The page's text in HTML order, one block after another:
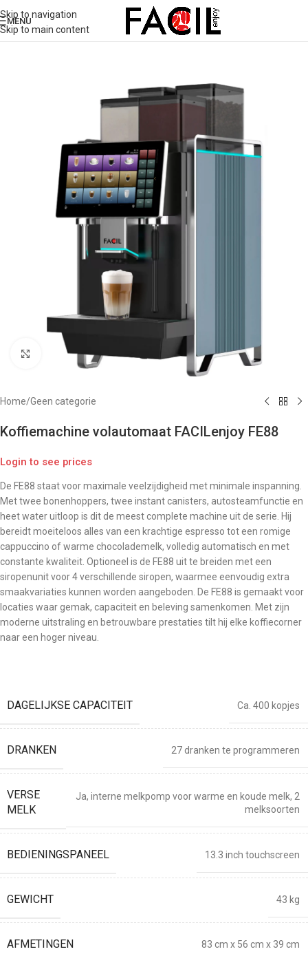
Skip to navigation
Skip to main content
MENU
Click to enlarge
Home/Geen categorie
Koffiemachine volautomaat FACILenjoy FE88
Login to see prices
De FE88 staat voor maximale veelzijdigheid met minimale inspanning.
Met twee bonenhoppers, twee instant canisters, autosteamfunctie en
heet water uitloop is dit de meest complete machine uit de serie. Hij
bereidt moeiteloos alles van een krachtige espresso tot een romige
cappuccino of warme chocolademelk, volledig automatisch en met
constante kwaliteit. Optioneel is de FE88 uit te breiden met een
siropenunit voor 4 verschillende siropen, waarmee eenvoudig extra
smaakvariaties kunnen worden aangeboden. De FE88 is gemaakt voor
locaties waar gemak, capaciteit en beleving samenkomen. Met zijn
moderne uitstraling en betrouwbare prestaties tilt hij elke koffiecorner
naar een hoger niveau.
DAGELIJKSE CAPACITEIT Ca. 400 kopjes
DRANKEN 27 dranken te programmeren
VERSE
MELK
Ja, interne melkpomp voor warme en koude melk, 2
melksoorten
BEDIENINGSPANEEL 13.3 inch touchscreen
GEWICHT 43 kg
AFMETINGEN 83 cm x 56 cm x 39 cm